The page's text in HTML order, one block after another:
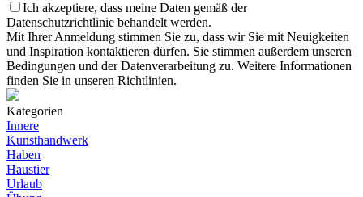
Ich akzeptiere, dass meine Daten gemäß der
Datenschutzrichtlinie behandelt werden.
Mit Ihrer Anmeldung stimmen Sie zu, dass wir Sie mit Neuigkeiten
und Inspiration kontaktieren dürfen. Sie stimmen außerdem unseren
Bedingungen und der Datenverarbeitung zu. Weitere Informationen
finden Sie in unseren Richtlinien.
Kategorien
Innere
Kunsthandwerk
Haben
Haustier
Urlaub